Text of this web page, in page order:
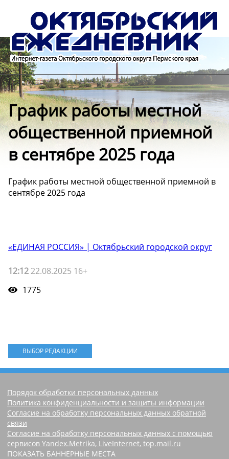
График работы местной
общественной приемной
в сентябре 2025 года
График работы местной общественной приемной в
сентябре 2025 года
«ЕДИНАЯ РОССИЯ» | Октябрьский городской округ
12:12 22.08.2025 16+
1775
ВЫБОР РЕДАКЦИИ
Порядок обработки персональных данных
Политика конфиденциальности и защиты информации
Согласие на обработку персональных данных обратной
связи
Согласие на обработку персональных данных с помощью
сервисов Yandex.Metrika, LiveInternet, top.mail.ru
ПОКАЗАТЬ БАННЕРНЫЕ МЕСТА